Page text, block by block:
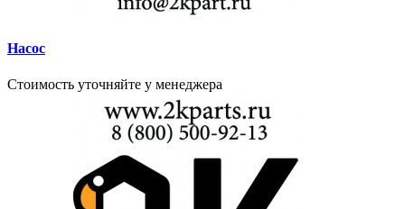
Насос
Стоимость уточняйте у менеджера